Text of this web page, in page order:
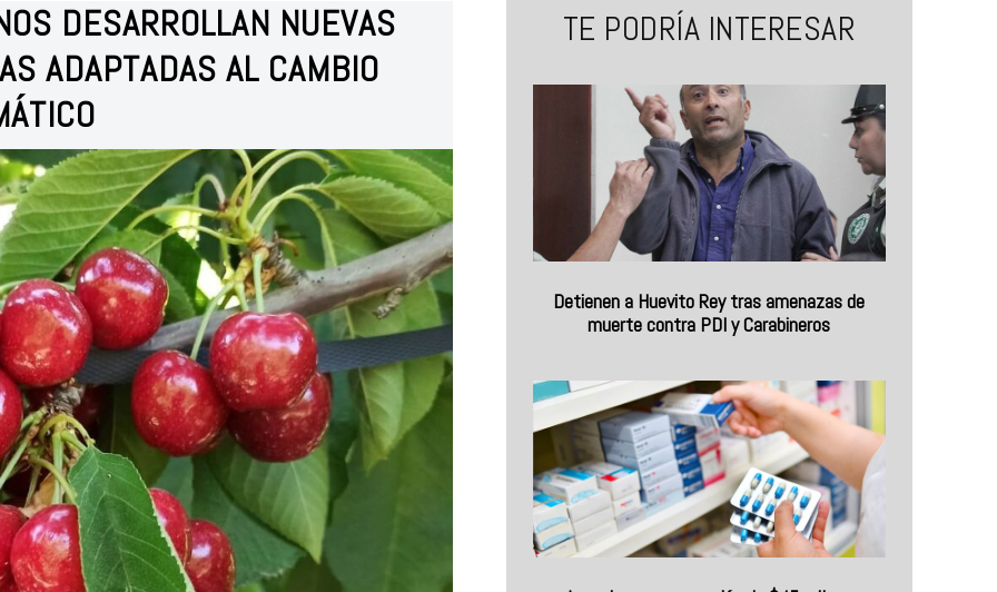
DESARROLLAN NUEVAS
ADAPTADAS AL CAMBIO
TE PODRÍA INTERESAR
Detienen a Huevito Rey tras amenazas de
muerte contra PDI y Carabineros